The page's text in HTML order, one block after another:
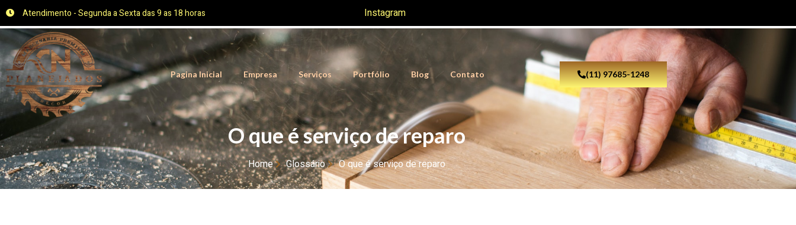
Atendimento - Segunda a Sexta das 9 as 18 horas Instagram
Pagina Inicial Empresa Serviços Portfólio Blog Contato (11) 97685-1248
O que é serviço de reparo
Home Glossário O que é serviço de reparo